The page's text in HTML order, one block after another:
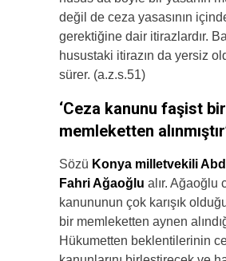
değil de ceza yasasının
gerektiğine dair itirazlardır.
husustaki itirazın da yersiz
sürer. (a.z.s.51)
‘Ceza kanunu faşist bir
memleketten
Sözü Konya milletvekili
Fahri Ağaoğlu alır. Ağaoğlu
kanununun çok karışık
bir memleketten aynen
Hükumetten beklentilerinin